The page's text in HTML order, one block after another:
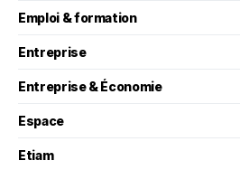
Emploi & formation
Entreprise
Entreprise & Économie
Espace
Etiam